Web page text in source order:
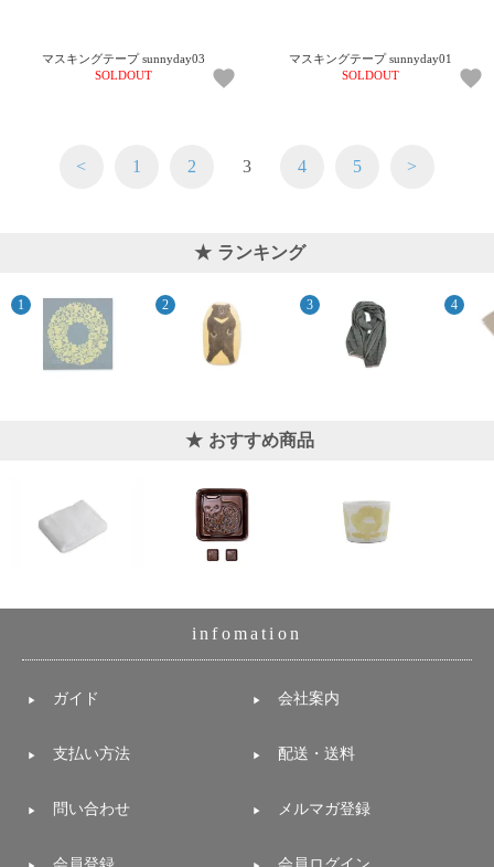
マスキングテープ sunnyday03
SOLDOUT
マスキングテープ sunnyday01
SOLDOUT
< 1 2 3 4 5 >
ランキング
おすすめ商品
infomation
ガイド 会社案内
支払い方法 配送・送料
問い合わせ メルマガ登録